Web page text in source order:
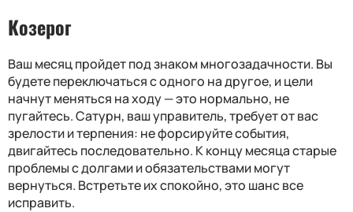
Козерог
Ваш месяц пройдет под знаком многозадачности. Вы
будете переключаться с одного на другое, и цели
начнут меняться на ходу — это нормально, не
пугайтесь. Сатурн, ваш управитель, требует от вас
зрелости и терпения: не форсируйте события,
двигайтесь последовательно. К концу месяца старые
проблемы с долгами и обязательствами могут
вернуться. Встретьте их спокойно, это шанс все
исправить.